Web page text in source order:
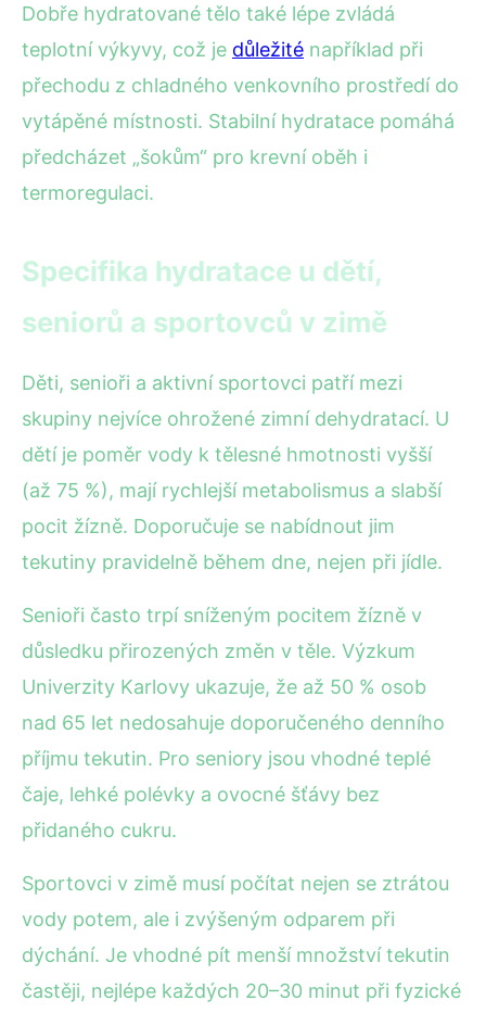
Dobře hydratované tělo také lépe zvládá
teplotní výkyvy, což je důležité například při
přechodu z chladného venkovního prostředí do
vytápěné místnosti. Stabilní hydratace pomáhá
předcházet „šokům“ pro krevní oběh i
termoregulaci.
Specifika hydratace u dětí,
seniorů a sportovců v zimě
Děti, senioři a aktivní sportovci patří mezi
skupiny nejvíce ohrožené zimní dehydratací. U
dětí je poměr vody k tělesné hmotnosti vyšší
(až 75 %), mají rychlejší metabolismus a slabší
pocit žízně. Doporučuje se nabídnout jim
tekutiny pravidelně během dne, nejen při jídle.
Senioři často trpí sníženým pocitem žízně v
důsledku přirozených změn v těle. Výzkum
Univerzity Karlovy ukazuje, že až 50 % osob
nad 65 let nedosahuje doporučeného denního
příjmu tekutin. Pro seniory jsou vhodné teplé
čaje, lehké polévky a ovocné šťávy bez
přidaného cukru.
Sportovci v zimě musí počítat nejen se ztrátou
vody potem, ale i zvýšeným odparem při
dýchání. Je vhodné pít menší množství tekutin
častěji, nejlépe každých 20–30 minut při fyzické